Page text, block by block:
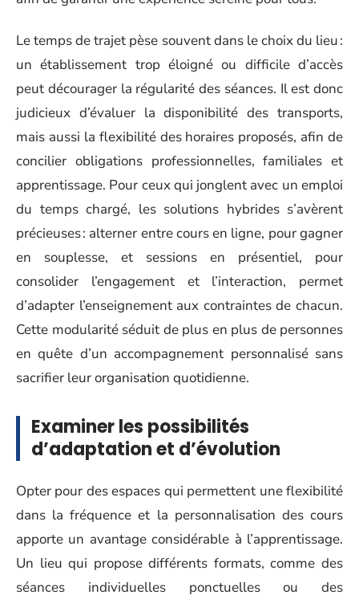
Le temps de trajet pèse souvent dans le choix du lieu :
un établissement trop éloigné ou difficile d’accès
peut décourager la régularité des séances. Il est donc
judicieux d’évaluer la disponibilité des transports,
mais aussi la flexibilité des horaires proposés, afin de
concilier obligations professionnelles, familiales et
apprentissage. Pour ceux qui jonglent avec un emploi
du temps chargé, les solutions hybrides s’avèrent
précieuses : alterner entre cours en ligne, pour gagner
en souplesse, et sessions en présentiel, pour
consolider l’engagement et l’interaction, permet
d’adapter l’enseignement aux contraintes de chacun.
Cette modularité séduit de plus en plus de personnes
en quête d’un accompagnement personnalisé sans
sacrifier leur organisation quotidienne.
Examiner les possibilités
d’adaptation et d’évolution
Opter pour des espaces qui permettent une flexibilité
dans la fréquence et la personnalisation des cours
apporte un avantage considérable à l’apprentissage.
Un lieu qui propose différents formats, comme des
séances individuelles ponctuelles ou des